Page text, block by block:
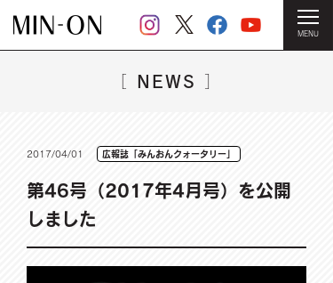
MENU
［ NEWS ］
2017/04/01 広報誌「みんおんクォータリー」
第46号（2017年4月号）を公開
しました